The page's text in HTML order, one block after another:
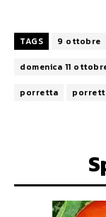
TAGS 9 ottobre
domenica 11
porretta